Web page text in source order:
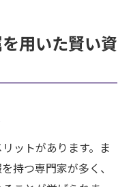
用いた賢い資
ットがあります。ま
持つ専門家が多く、